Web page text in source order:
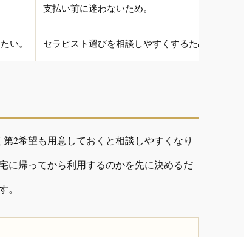
支払い前に迷わないため。
い。 セラピスト選びを相談しやすくするため。
2希望も用意しておくと相談しやすくなり
に帰ってから利用するのかを先に決めるだ
。